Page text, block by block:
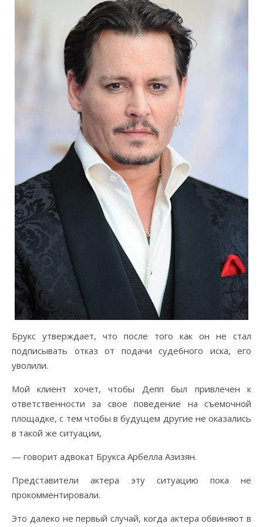
Брукс утверждает, что после того как он не стал
подписывать отказ от подачи судебного иска, его
уволили.
Мой клиент хочет, чтобы Депп был привлечен к
ответственности за свое поведение на съемочной
площадке, с тем чтобы в будущем другие не оказались
в такой же ситуации,
— говорит адвокат Брукса Арбелла Азизян.
Представители актера эту ситуацию пока не
прокомментировали.
Это далеко не первый случай, когда актера обвиняют в